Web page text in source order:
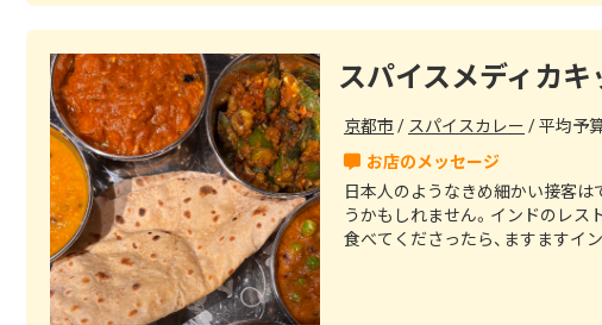
スパイスメディカ
京都市 スパイスカレー 平均予
日本人のようなきめ細かい接客
うかもしれません。インドのレス
食べてくださったら、ますますインドを体感